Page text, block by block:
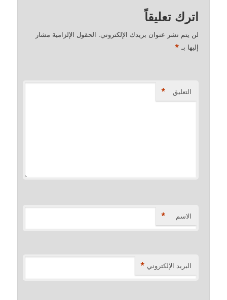
اترك تعليقاً
لن يتم نشر عنوان بريدك الإلكتروني. الحقول الإلزامية مشار
إليها بـ *
التعليق *
الاسم *
البريد الإلكتروني *